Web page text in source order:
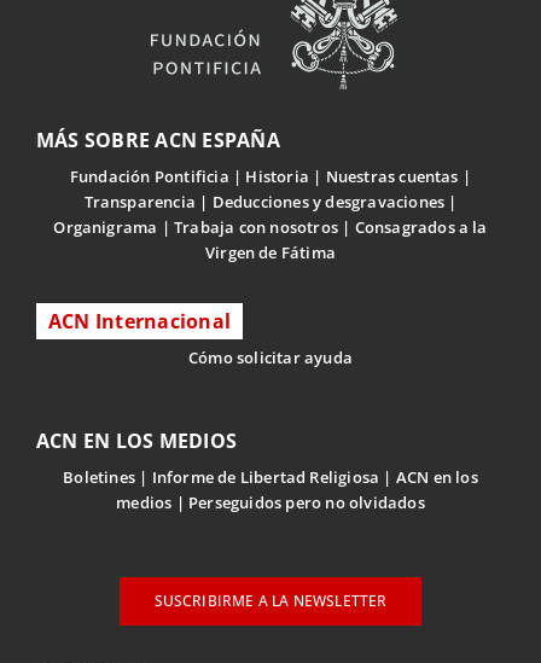
MÁS SOBRE ACN ESPAÑA
Fundación Pontificia Historia
Nuestras cuentas
Transparencia
Deducciones y desgravaciones
Organigrama
Trabaja con nosotros
Consagrados a la
Virgen de Fátima
ACN Internacional
Cómo solicitar ayuda
ACN EN LOS MEDIOS
Boletines Informe de Libertad Religiosa
ACN en los
medios
Perseguidos pero no olvidados
SUSCRIBIRME A LA NEWSLETTER